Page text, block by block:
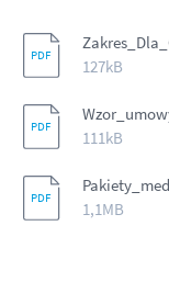
127kB
111kB
1,1MB